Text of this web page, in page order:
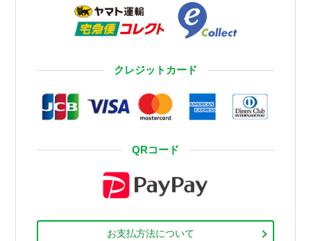
クレジットカード
QRコード
お支払方法について